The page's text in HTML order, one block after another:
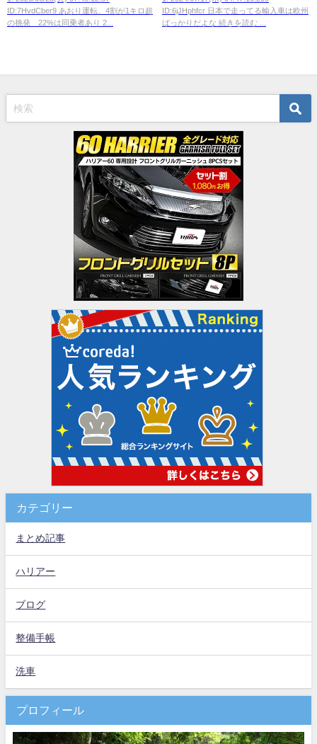
ID:7HvdCber9 あおり運転、4割が1キロ超
の挑発 22%は同乗者あり 2...
ID:6jJHphfcr 日本で走ってる輸入車は欧州
ばっかりだよな 続きを読む ...
カテゴリー
まとめ記事
ハリアー
ブログ
整備手帳
洗車
プロフィール